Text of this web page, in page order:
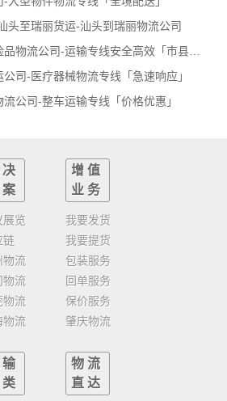
头至瑞丽货运-汕头到瑞丽物流公司
司-医疗器械物流专线「急速响应」
公司-整车运输专线「价格优惠」
展览
链
物流
物流
物流
物流
增值
业务
我要发货
我要提货
包装服务
回单服务
保价服务
肇庆物流
物流
直达